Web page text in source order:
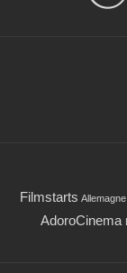
Filmstarts Allemagne
AdoroCinema